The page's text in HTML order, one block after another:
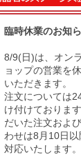
臨時休業のお知
8/9(日)は、オン
ョップの営業を
いただきます。
注文については
け付けておりま
だいた注文およ
わせは8月10日
対応いたします。